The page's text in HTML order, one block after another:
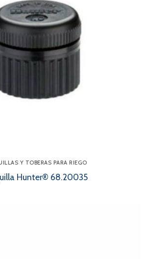
Y TOBERAS PARA RIEGO
Hunter® 68.20035